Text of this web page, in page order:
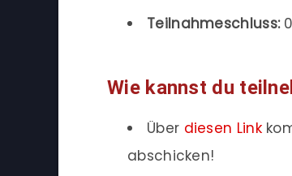
Teilnahmeschluss:
Wie kannst du
Über diesen Link
abschicken!